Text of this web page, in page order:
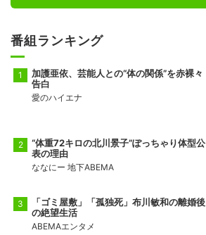
番組ランキング
加護亜依、芸能人との“体の関係”を赤裸々
告白
愛のハイエナ
“体重72キロの北川景子”ぽっちゃり体型公
表の理由
ななにー 地下ABEMA
「ゴミ屋敷」「孤独死」布川敏和の離婚後
の絶望生活
ABEMAエンタメ